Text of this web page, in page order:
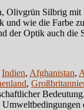
Olivgrün Silbrig
und wie die Farbe
der Optik auch die
Indien, Afghanistan,
,